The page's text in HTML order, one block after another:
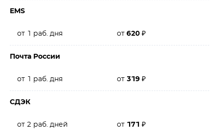
EMS
от 1 раб. дня от 620 ₽
Почта России
от 1 раб. дня от 319 ₽
СДЭК
от 2 раб. дней от 171 ₽